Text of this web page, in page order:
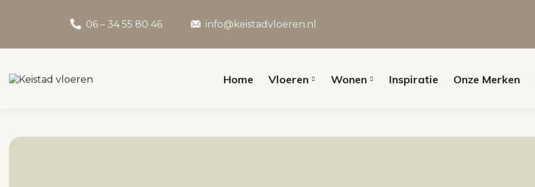
06 – 34 55 80 46 info@keistadvloeren.nl
Home Vloeren Wonen Inspiratie Onze Merken